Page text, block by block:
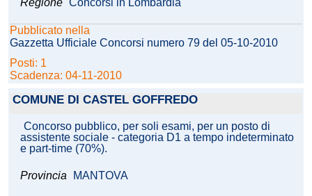
Regione Concorsi in Lombardia
Pubblicato nella
Gazzetta Ufficiale Concorsi numero 79 del 05-10-2010
Posti: 1
Scadenza: 04-11-2010
COMUNE DI CASTEL GOFFREDO
Concorso pubblico, per soli esami, per un posto di
assistente sociale - categoria D1 a tempo indeterminato
e part-time (70%).
Provincia MANTOVA